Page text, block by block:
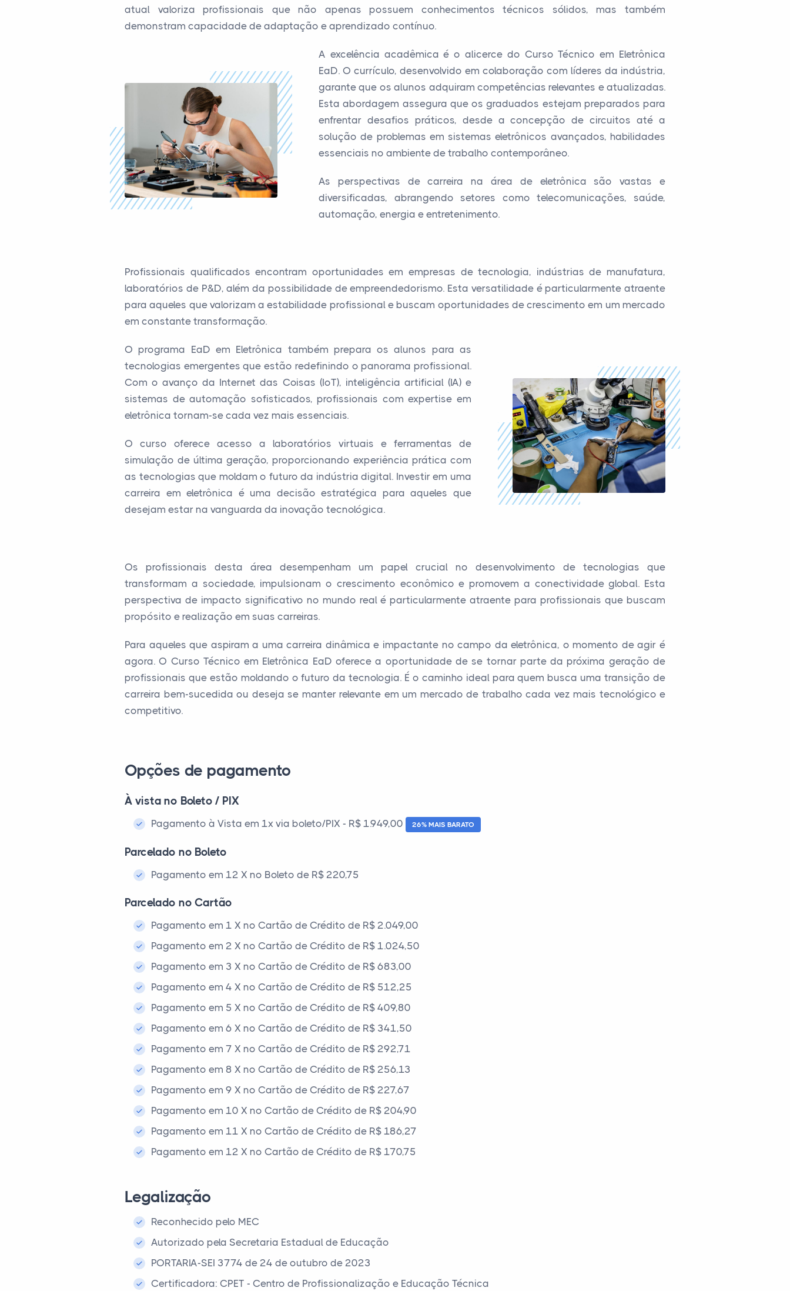
atual valoriza profissionais que não apenas possuem conhecimentos técnicos sólidos, mas também
demonstram capacidade de adaptação e aprendizado contínuo.
A excelência acadêmica é o alicerce do Curso Técnico em Eletrônica
EaD. O currículo, desenvolvido em colaboração com líderes da indústria,
garante que os alunos adquiram competências relevantes e atualizadas.
Esta abordagem assegura que os graduados estejam preparados para
enfrentar desafios práticos, desde a concepção de circuitos até a
solução de problemas em sistemas eletrônicos avançados, habilidades
essenciais no ambiente de trabalho contemporâneo.
As perspectivas de carreira na área de eletrônica são vastas e
diversificadas, abrangendo setores como telecomunicações, saúde,
automação, energia e entretenimento.
Profissionais qualificados encontram oportunidades em empresas de tecnologia, indústrias de manufatura,
laboratórios de P&D, além da possibilidade de empreendedorismo. Esta versatilidade é particularmente atraente
para aqueles que valorizam a estabilidade profissional e buscam oportunidades de crescimento em um mercado
em constante transformação.
O programa EaD em Eletrônica também prepara os alunos para as
tecnologias emergentes que estão redefinindo o panorama profissional.
Com o avanço da Internet das Coisas (IoT), inteligência artificial (IA) e
sistemas de automação sofisticados, profissionais com expertise em
eletrônica tornam-se cada vez mais essenciais.
O curso oferece acesso a laboratórios virtuais e ferramentas de
simulação de última geração, proporcionando experiência prática com
as tecnologias que moldam o futuro da indústria digital. Investir em uma
carreira em eletrônica é uma decisão estratégica para aqueles que
desejam estar na vanguarda da inovação tecnológica.
Os profissionais desta área desempenham um papel crucial no desenvolvimento de tecnologias que
transformam a sociedade, impulsionam o crescimento econômico e promovem a conectividade global. Esta
perspectiva de impacto significativo no mundo real é particularmente atraente para profissionais que buscam
propósito e realização em suas carreiras.
Para aqueles que aspiram a uma carreira dinâmica e impactante no campo da eletrônica, o momento de agir é
agora. O Curso Técnico em Eletrônica EaD oferece a oportunidade de se tornar parte da próxima geração de
profissionais que estão moldando o futuro da tecnologia. É o caminho ideal para quem busca uma transição de
carreira bem-sucedida ou deseja se manter relevante em um mercado de trabalho cada vez mais tecnológico e
competitivo.
Opções de pagamento
À vista no Boleto / PIX
Pagamento à Vista em 1x via boleto/PIX - R$ 1.949,00 26% MAIS BARATO
Parcelado no Boleto
Pagamento em 12 X no Boleto de R$ 220,75
Parcelado no Cartão
Pagamento em 1 X no Cartão de Crédito de R$ 2.049,00
Pagamento em 2 X no Cartão de Crédito de R$ 1.024,50
Pagamento em 3 X no Cartão de Crédito de R$ 683,00
Pagamento em 4 X no Cartão de Crédito de R$ 512,25
Pagamento em 5 X no Cartão de Crédito de R$ 409,80
Pagamento em 6 X no Cartão de Crédito de R$ 341,50
Pagamento em 7 X no Cartão de Crédito de R$ 292,71
Pagamento em 8 X no Cartão de Crédito de R$ 256,13
Pagamento em 9 X no Cartão de Crédito de R$ 227,67
Pagamento em 10 X no Cartão de Crédito de R$ 204,90
Pagamento em 11 X no Cartão de Crédito de R$ 186,27
Pagamento em 12 X no Cartão de Crédito de R$ 170,75
Legalização
Reconhecido pelo MEC
Autorizado pela Secretaria Estadual de Educação
PORTARIA-SEI 3774 de 24 de outubro de 2023
Certificadora: CPET - Centro de Profissionalização e Educação Técnica